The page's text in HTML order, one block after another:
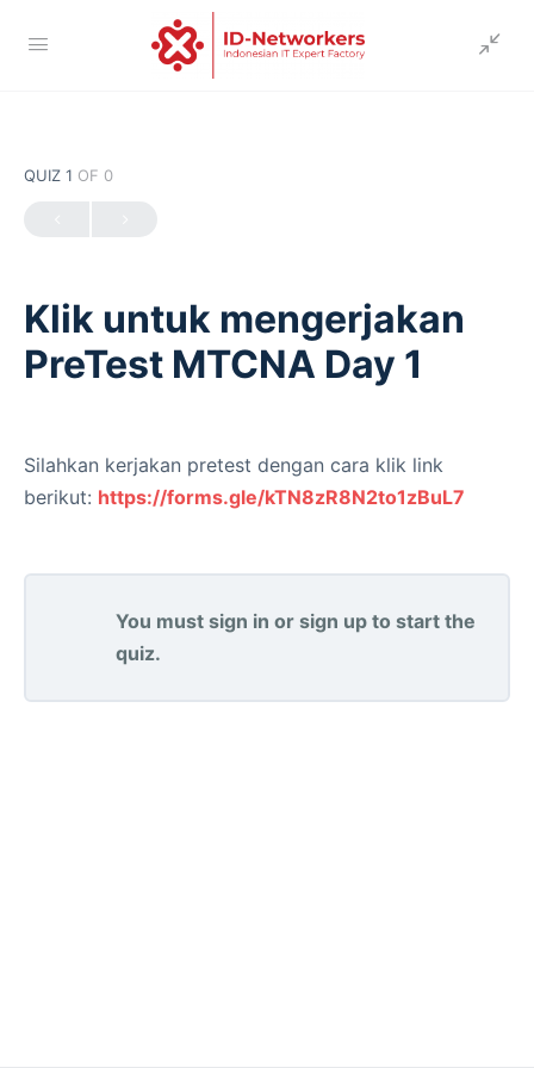
QUIZ 1 OF 0
Klik untuk mengerjakan
PreTest MTCNA Day 1
Silahkan kerjakan pretest dengan cara klik link
berikut: https://forms.gle/kTN8zR8N2to1zBuL7
You must sign in or sign up to start the
quiz.